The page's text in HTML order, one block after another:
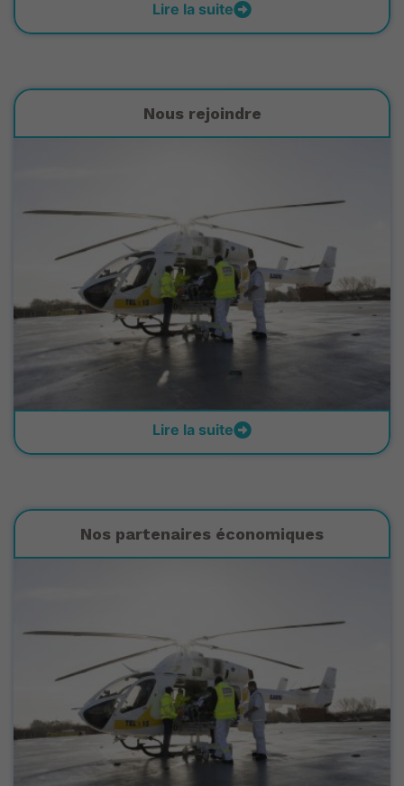
Lire la suite
Nous rejoindre
Lire la suite
Nos partenaires économiques